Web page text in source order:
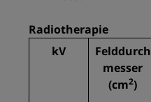
Radiotherapie
kV
Felddurch
messer
(cm2)